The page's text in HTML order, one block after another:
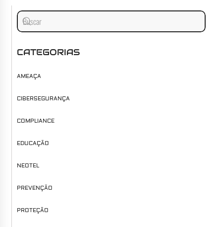
CATEGORIAS
AMEAÇA
CIBERSEGURANÇA
COMPLIANCE
EDUCAÇÃO
NEOTEL
PREVENÇÃO
PROTEÇÃO